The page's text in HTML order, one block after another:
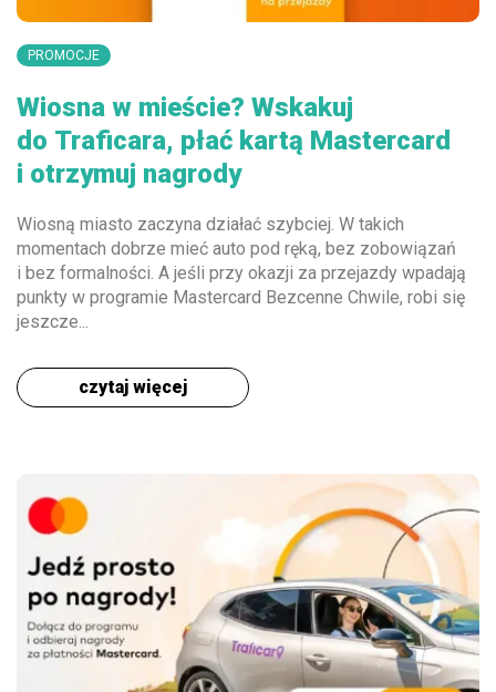
PROMOCJE
Wiosna w mieście? Wskakuj
do Traficara, płać kartą Mastercard
i otrzymuj nagrody
Wiosną miasto zaczyna działać szybciej. W takich
momentach dobrze mieć auto pod ręką, bez zobowiązań
i bez formalności. A jeśli przy okazji za przejazdy wpadają
punkty w programie Mastercard Bezcenne Chwile, robi się
jeszcze...
czytaj więcej